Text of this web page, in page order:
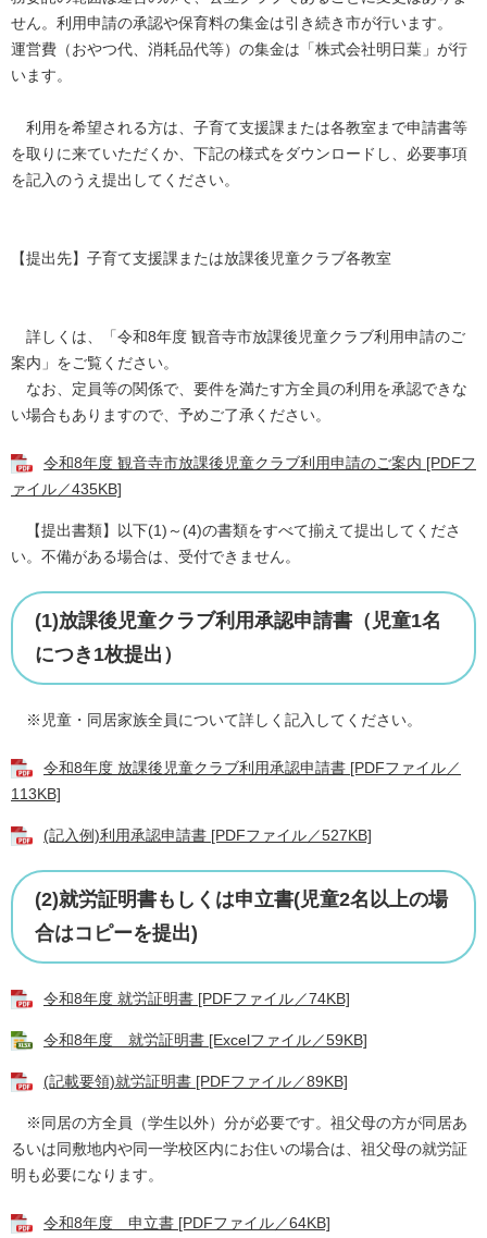
せん。利用申請の承認や保育料の集金は引き続き市が行います。
運営費（おやつ代、消耗品代等）の集金は「株式会社明日葉」が行
います。
利用を希望される方は、子育て支援課または各教室まで申請書等
を取りに来ていただくか、下記の様式をダウンロードし、必要事項
を記入のうえ提出してください。
【提出先】子育て支援課または放課後児童クラブ各教室
詳しくは、「令和8年度 観音寺市放課後児童クラブ利用申請のご
案内」をご覧ください。
なお、定員等の関係で、要件を満たす方全員の利用を承認できな
い場合もありますので、予めご了承ください。
令和8年度 観音寺市放課後児童クラブ利用申請のご案内 [PDFフ
ァイル／435KB]
【提出書類】以下(1)～(4)の書類をすべて揃えて提出してくださ
い。不備がある場合は、受付できません。
(1)放課後児童クラブ利用承認申請書（児童1名
につき1枚提出）
※児童・同居家族全員について詳しく記入してください。
令和8年度 放課後児童クラブ利用承認申請書 [PDFファイル／
113KB]
(記入例)利用承認申請書 [PDFファイル／527KB]
(2)就労証明書もしくは申立書(児童2名以上の場
合はコピーを提出)
令和8年度 就労証明書 [PDFファイル／74KB]
令和8年度 就労証明書 [Excelファイル／59KB]
(記載要領)就労証明書 [PDFファイル／89KB]
※同居の方全員（学生以外）分が必要です。祖父母の方が同居あ
るいは同敷地内や同一学校区内にお住いの場合は、祖父母の就労証
明も必要になります。
令和8年度 申立書 [PDFファイル／64KB]